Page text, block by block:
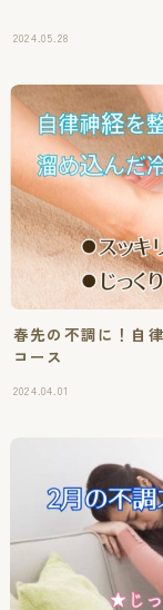
2024.05.28
春先の不調に！自
コース
2024.04.01